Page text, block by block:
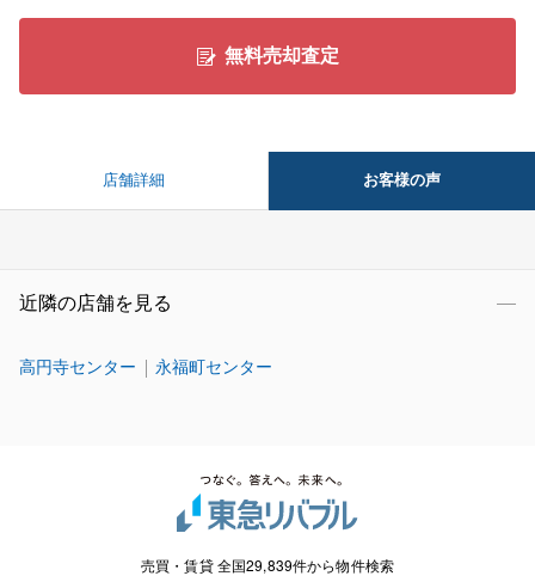
無料売却査定
店舗詳細 お客様の声
近隣の店舗を見る
高円寺センター 永福町センター
売買・賃貸 全国29,839件から物件検索